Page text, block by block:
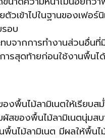
วเข้าไปในฐานของเฟอ
รอบ
จากการทำงานส่วนอื่นที่
ารสุดท้ายก่อนใช้งานพื้นได้
งพื้นไม้ลามิเนตให้เรียบ
ของพื้นไม้ลามิเนตนุ่มส
ไม้ลามิเนต มีผลให้พื้นไ